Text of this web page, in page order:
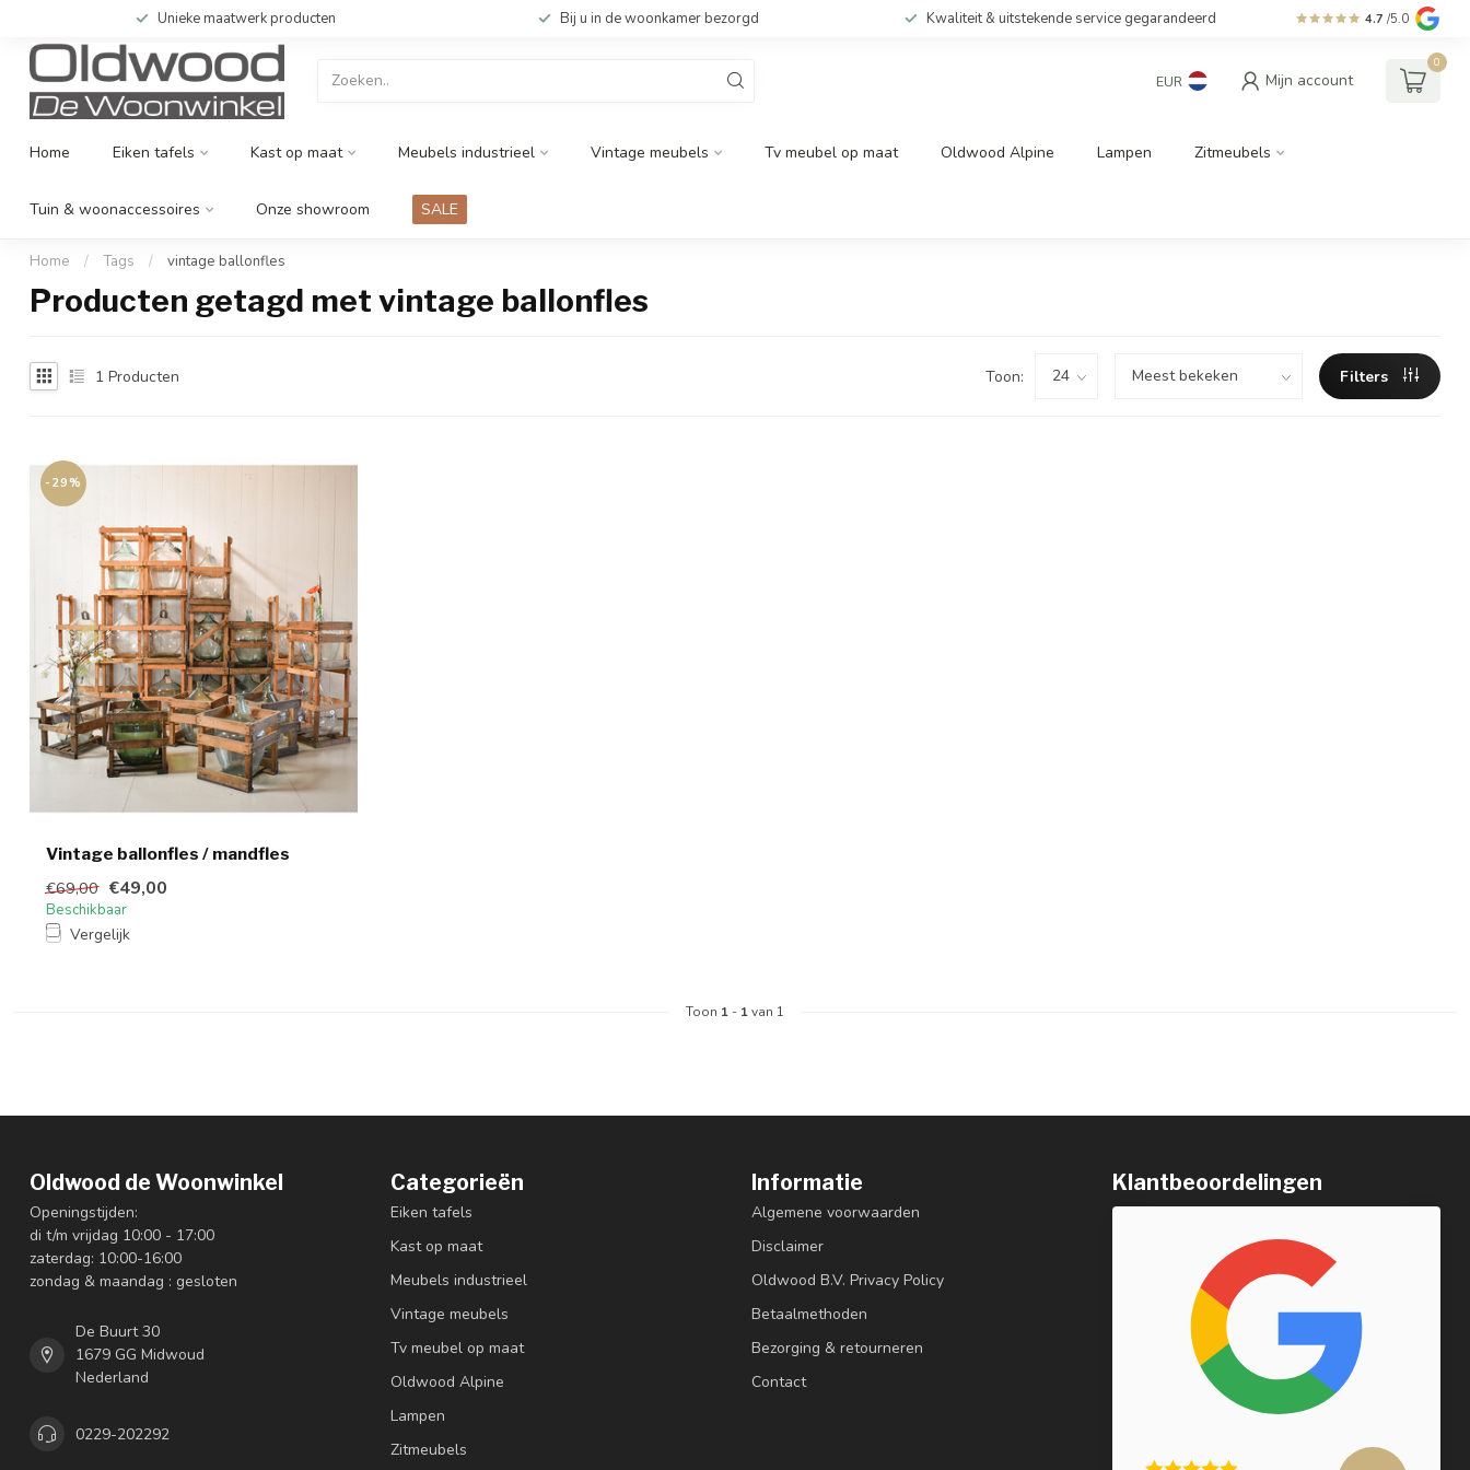
Unieke maatwerk producten Bij u in de woonkamer bezorgd Kwaliteit & uitstekende service gegarandeerd 4.7 /5.0
EUR Mijn account
0
Home Eiken tafels Kast op maat Meubels industrieel Vintage meubels Tv meubel op maat Oldwood Alpine Lampen Zitmeubels
Tuin & woonaccessoires Onze showroom SALE
Home / Tags / vintage ballonfles
Producten getagd met vintage ballonfles
1 Producten Toon: Filters
-29%
Vintage ballonfles / mandfles
€69,00 €49,00
Beschikbaar
Vergelijk
Toon 1 - 1van 1
Oldwood de Woonwinkel
Openingstijden:
di t/m vrijdag 10:00 - 17:00
zaterdag: 10:00-16:00
zondag & maandag : gesloten
De Buurt 30
1679 GG Midwoud
Nederland
0229-202292
Categorieën
Eiken tafels
Kast op maat
Meubels industrieel
Vintage meubels
Tv meubel op maat
Oldwood Alpine
Lampen
Zitmeubels
Informatie
Algemene voorwaarden
Disclaimer
Oldwood B.V. Privacy Policy
Betaalmethoden
Bezorging & retourneren
Contact
Klantbeoordelingen